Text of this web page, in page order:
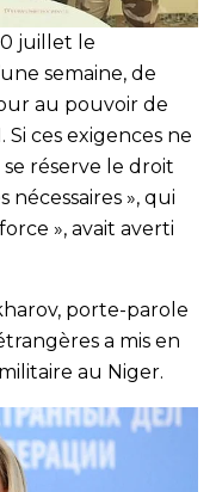
juillet le
semaine, de
au pouvoir de
ces exigences ne
se réserve le droit
», qui
», avait averti
porte-parole
a mis en
au Niger.